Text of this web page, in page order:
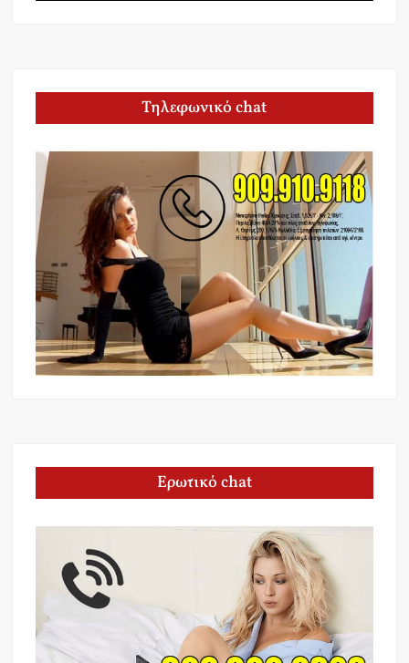
Τηλεφωνικό chat
Ερωτικό chat